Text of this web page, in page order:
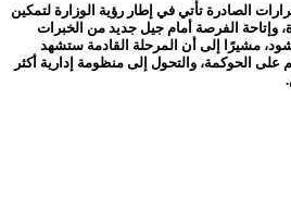
الصادرة تأتي في إطار رؤية الوزارة لتمكين
وإتاحة الفرصة أمام جيل جديد من الخبرات
مشيرًا إلى أن المرحلة القادمة ستشهد
الحوكمة، والتحول إلى منظومة إدارية أكثر